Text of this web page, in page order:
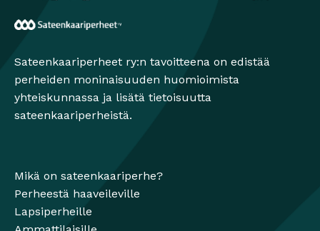
Sateenkaariperheet ry:n tavoitteena on edistää
perheiden moninaisuuden huomioimista
yhteiskunnassa ja lisätä tietoisuutta
sateenkaariperheistä.
Mikä on sateenkaariperhe?
Perheestä haaveileville
Lapsiperheille